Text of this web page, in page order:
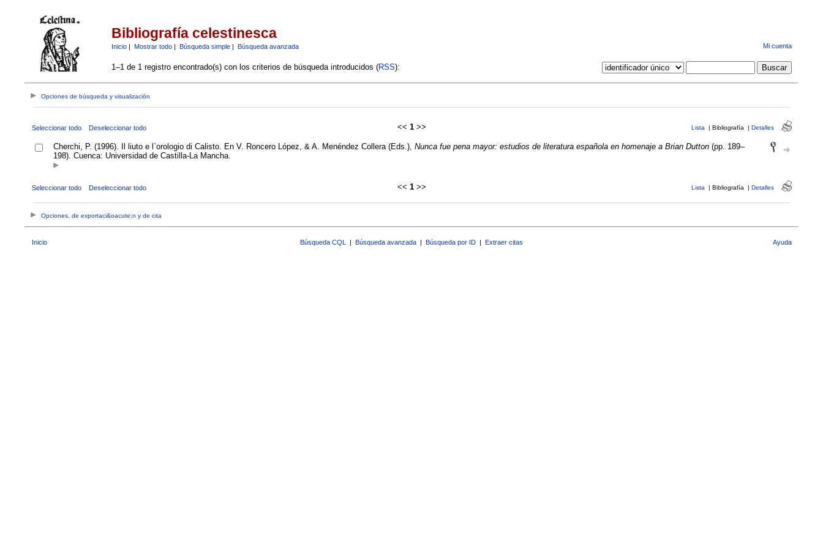
Bibliografía celestinesca
Inicio| Mostrar todo| Búsqueda simple| Búsqueda avanzada Mi cuenta
1–1 de 1 registro encontrado(s) con los criterios de búsqueda introducidos (RSS):
Opciones de búsqueda y visualización
Seleccionar todo Deseleccionar todo << 1>> Lista | Bibliografía | Detalles
Cherchi, P. (1996). Il liuto e l`orologio di Calisto. En V. Roncero López, & A. Menéndez Collera (Eds.), Nunca fue pena mayor: estudios de literatura española en homenaje a Brian Dutton(pp. 189–
198). Cuenca: Universidad de Castilla-La Mancha.
Seleccionar todo Deseleccionar todo << 1>> Lista | Bibliografía | Detalles
Opciones, de exportaci&oacute;n y de cita
Inicio Búsqueda CQL | Búsqueda avanzada | Búsqueda por ID | Extraer citas Ayuda